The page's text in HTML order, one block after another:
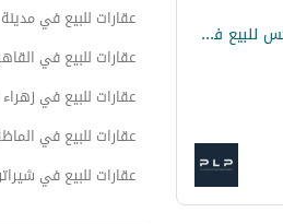
توين فيلا 400م ريسيل استلام فوري الترا سوبر لوكس للبيع في ستون بارك التجمع الخامس Stone Park New Cairo
عقارات للبيع في
عقارات للبيع في
عقارات للبيع في
عقارات للبيع في
عقارات للبيع في